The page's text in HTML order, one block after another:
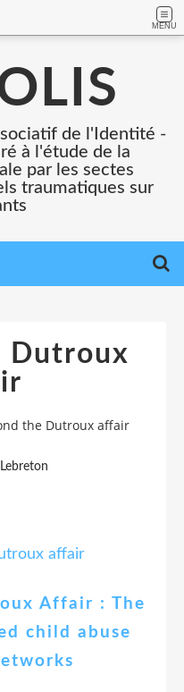
MENU
de l'Identité -
à l'étude de la
par les sectes
traumatiques sur
Dutroux
the Dutroux affair
Affair : The
child abuse